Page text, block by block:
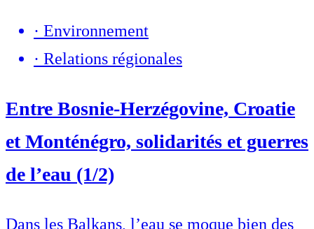
· Environnement
· Relations régionales
Entre Bosnie-Herzégovine, Croatie
et Monténégro, solidarités et guerres
de l’eau (1/2)
Dans les Balkans, l’eau se moque bien des